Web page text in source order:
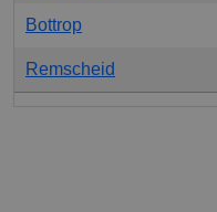
Bottrop
Remscheid